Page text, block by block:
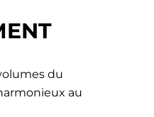
du
au